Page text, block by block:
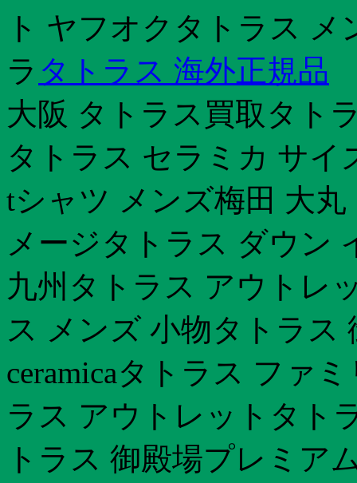
ト ヤフオクタトラス
ラ タトラス 海外正規品
大阪 タトラス買取タト
タトラス セラミカ サイ
tシャツ メンズ梅田 大
メージタトラス ダウン
九州タトラス アウトレ
ス メンズ 小物タトラス
ceramicaタトラス ファ
ラス アウトレットタト
トラス 御殿場プレミア